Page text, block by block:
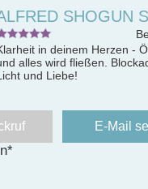
SHOGUN
in deinem Herzen -
alles wird fließen.
und Liebe!
*
E-Mail